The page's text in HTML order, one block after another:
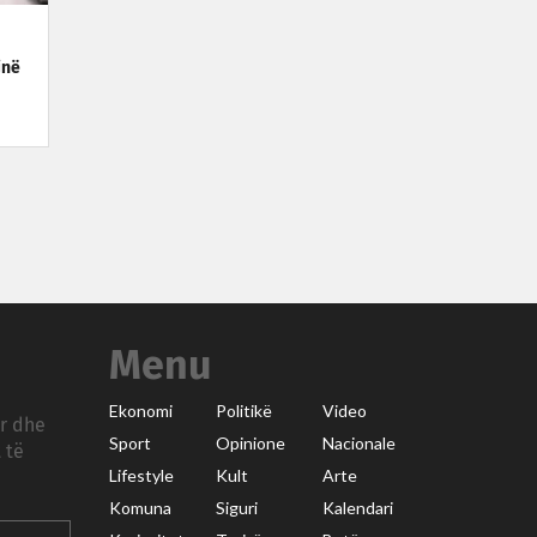
dhe
të
Menu
Ekonomi Politikë
Video
Sport
Opinione
Nacionale
Lifestyle
Kult
Arte
Komuna
Siguri
Kalendari